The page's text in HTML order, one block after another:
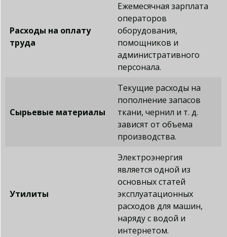
Расходы на оплату
труда
Ежемесячная зарплата
операторов
оборудования,
помощников и
административного
персонала.
Сырьевые материалы
Текущие расходы на
пополнение запасов
ткани, чернил и т. д.
зависят от объема
производства.
Утилиты
Электроэнергия
является одной из
основных статей
эксплуатационных
расходов для машин,
наряду с водой и
интернетом.